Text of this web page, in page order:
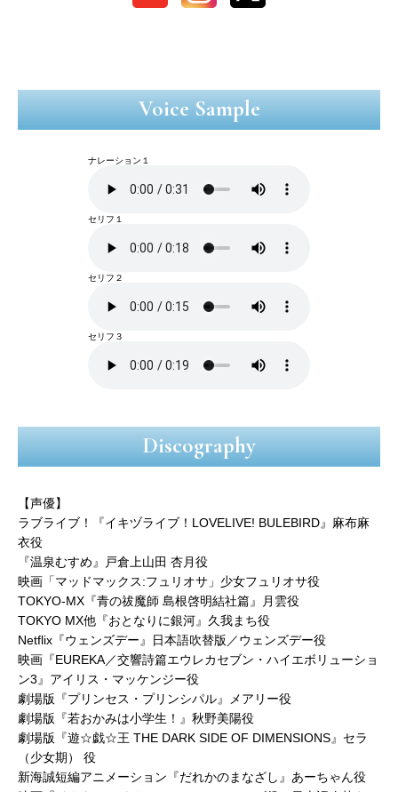
Voice Sample
ナレーション１
セリフ１
セリフ２
セリフ３
Discography
【声優】
ラブライブ！『イキヅライブ！LOVELIVE! BULEBIRD』麻布麻
衣役
『温泉むすめ』戸倉上山田 杏月役
映画「マッドマックス:フュリオサ」少女フュリオサ役
TOKYO-MX『青の祓魔師 島根啓明結社篇』月雲役
TOKYO MX他『おとなりに銀河』久我まち役
Netflix『ウェンズデー』日本語吹替版／ウェンズデー役
映画『EUREKA／交響詩篇エウレカセブン・ハイエボリューショ
ン3』アイリス・マッケンジー役
劇場版『プリンセス・プリンシパル』メアリー役
劇場版『若おかみは小学生！』秋野美陽役
劇場版『遊☆戯☆王 THE DARK SIDE OF DIMENSIONS』セラ
（少女期） 役
新海誠短編アニメーション『だれかのまなざし』あーちゃん役